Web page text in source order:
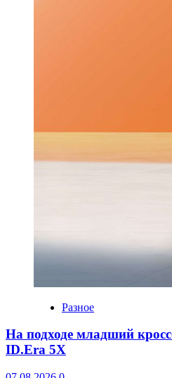
Разное
На подходе младший
ID.Era 5X